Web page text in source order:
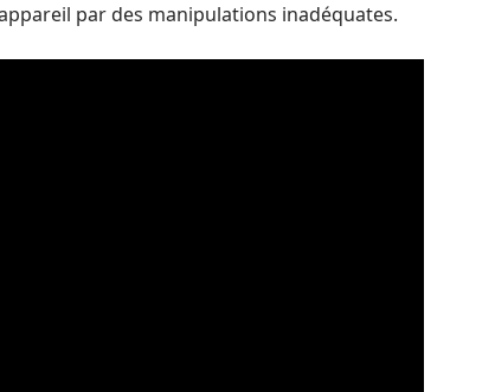
par des manipulations inadéquates.